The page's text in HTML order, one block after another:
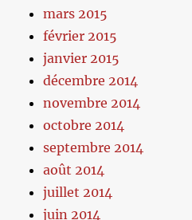
mars 2015
février 2015
janvier 2015
décembre 2014
novembre 2014
octobre 2014
septembre 2014
août 2014
juillet 2014
juin 2014